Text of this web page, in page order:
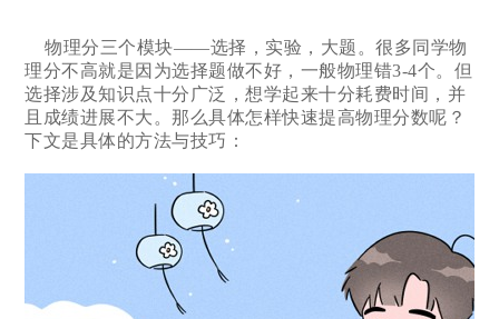
物理分三个模块——选择，实验，大题。很多同学物
理分不高就是因为选择题做不好，一般物理错3-4个。但
选择涉及知识点十分广泛，想学起来十分耗费时间，并
且成绩进展不大。那么具体怎样快速提高物理分数呢？
下文是具体的方法与技巧：